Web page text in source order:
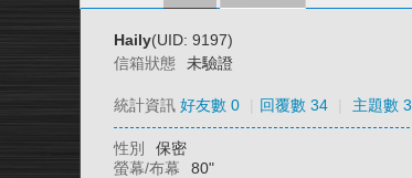
Haily(UID: 9197)
信箱狀態
未驗證
統計資訊 好友數 0 回覆數 34 主題數 3
性別 保密
螢幕/布幕
80"